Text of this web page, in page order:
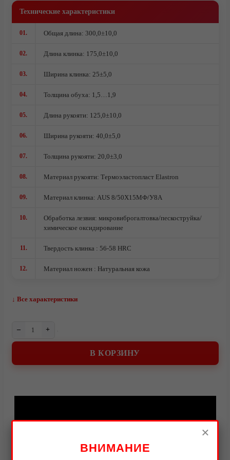
Ножи кованые из стали 95Х18
Ножи из стали AUS10Co
Технические характеристики
01. Общая длина: 300,0±10,0
02. Длина клинка: 175,0±10,0
03. Ширина клинка: 25±5,0
04. Толщина обуха: 1,5…1,9
05. Длина рукояти: 125,0±10,0
06. Ширина рукояти: 40,0±5,0
07. Толщина рукояти: 20,0±3,0
08. Материал рукояти: Термоэластопласт Elastron
09. Материал клинка: AUS 8/50Х15МФ/У8А
10.
Обработка лезвия: микровиброгалтовка/пескоструйка/
химическое оксидирование
11. Твердость клинка : 56-58 HRC
12. Материал ножен : Натуральная кожа
↓ Все характеристики
– +
В КОРЗИНУ
×
ВНИМАНИЕ